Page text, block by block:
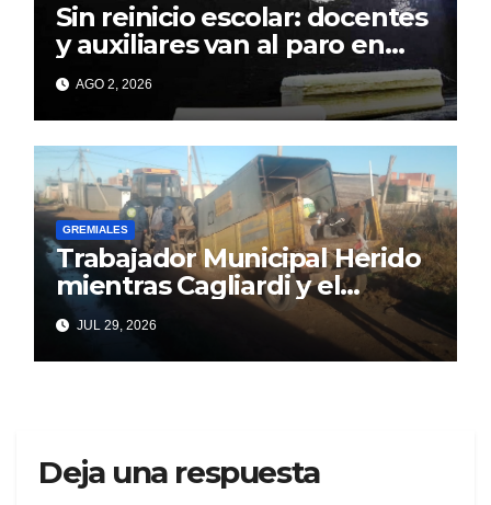
Sin reinicio escolar: docentes
y auxiliares van al paro en
todo el país
AGO 2, 2026
GREMIALES
Trabajador Municipal Herido
mientras Cagliardi y el
Sindicato hacen la suya
JUL 29, 2026
Deja una respuesta